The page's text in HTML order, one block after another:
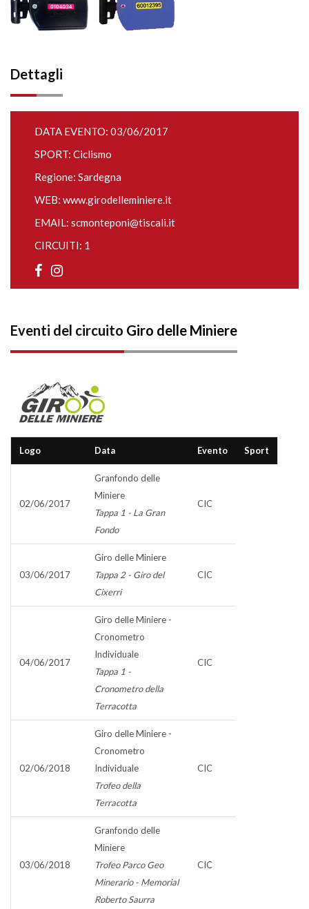
Dettagli
DATA EVENTO: 03/06/2017
SPORT: Ciclismo
Regione: Sardegna
WEB: www.girodelleminiere.it
EMAIL: scmonteponi@tiscali.it
CIRCUITI: 1
Eventi del circuito Giro delle Miniere
Logo Data Evento Sport
02/06/2017
Granfondo delle
Miniere
Tappa 1 - La Gran
Fondo
CIC
03/06/2017
Giro delle Miniere
Tappa 2 - Giro del
Cixerri
CIC
04/06/2017
Giro delle Miniere -
Cronometro
Individuale
Tappa 1 -
Cronometro della
Terracotta
CIC
02/06/2018
Giro delle Miniere -
Cronometro
Individuale
Trofeo della
Terracotta
CIC
03/06/2018
Granfondo delle
Miniere
Trofeo Parco Geo
Minerario - Memorial
Roberto Saurra
CIC